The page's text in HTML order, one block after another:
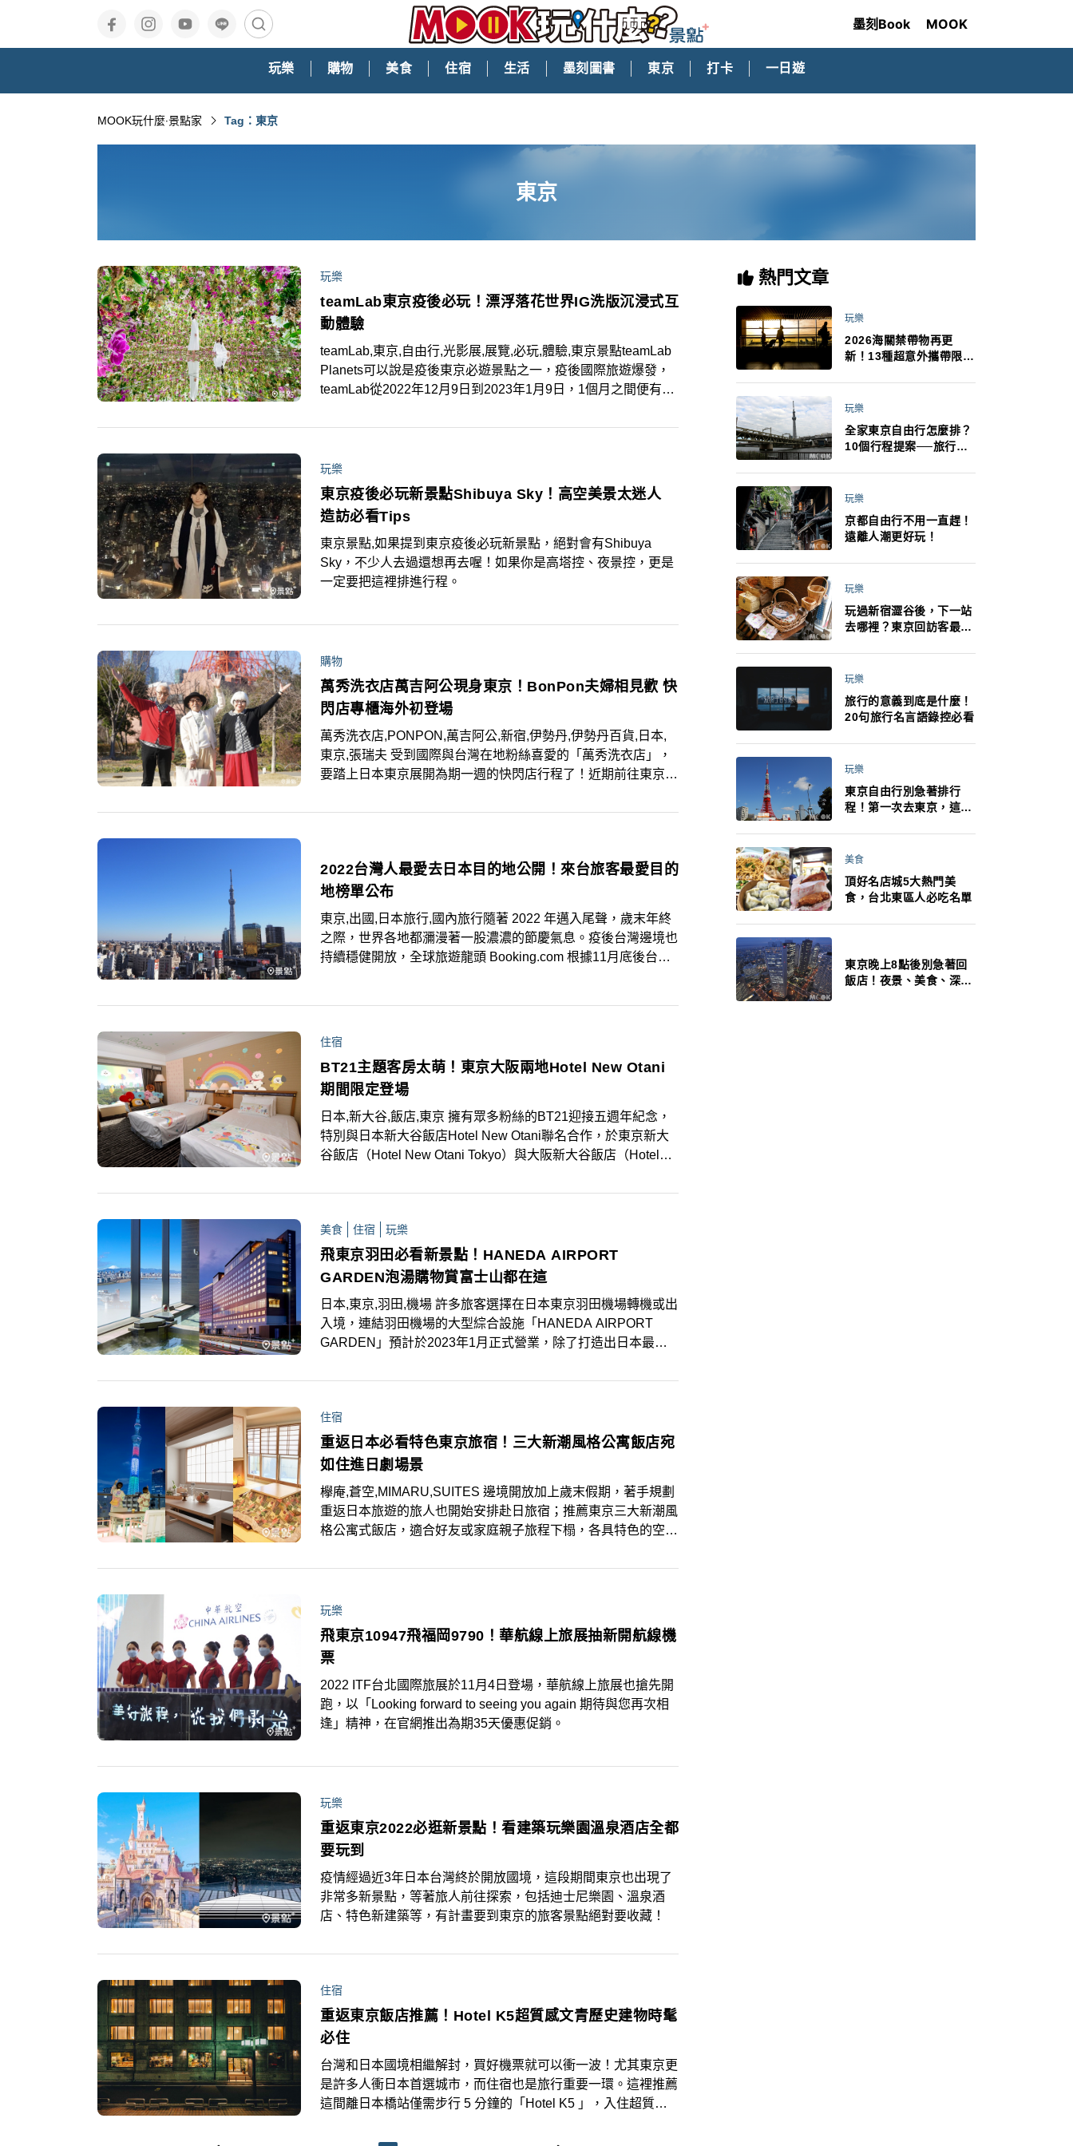
墨刻Book MOOK
玩樂 購物 美食 住宿 生活 墨刻圖書 東京 打卡 一日遊
MOOK玩什麼‧景點家 Tag：東京
東京
玩樂
teamLab東京疫後必玩！漂浮落花世界IG洗版沉浸式互
動體驗
teamLab,東京,自由行,光影展,展覽,必玩,體驗,東京景點teamLab
Planets可以說是疫後東京必遊景點之一，疫後國際旅遊爆發，
teamLab從2022年12月9日到2023年1月9日，1個月之間便有約
時看到來自不同國家的旅客，人氣超旺！接下來跟景粉們分享玩
玩樂
東京疫後必玩新景點Shibuya Sky！高空美景太迷人
造訪必看Tips
東京景點,如果提到東京疫後必玩新景點，絕對會有Shibuya
Sky，不少人去過還想再去喔！如果你是高塔控、夜景控，更是
一定要把這裡排進行程。
購物
萬秀洗衣店萬吉阿公現身東京！BonPon夫婦相見歡 快
閃店專櫃海外初登場
萬秀洗衣店,PONPON,萬吉阿公,新宿,伊勢丹,伊勢丹百貨,日本,
東京,張瑞夫 受到國際與台灣在地粉絲喜愛的「萬秀洗衣店」，
要踏上日本東京展開為期一週的快閃店行程了！近期前往東京的
銀髮夫妻BonPon夫婦（@bonpon511）相見歡，帶來動人與難
2022台灣人最愛去日本目的地公開！來台旅客最愛目的
地榜單公布
東京,出國,日本旅行,國內旅行隨著 2022 年邁入尾聲，歲末年終
之際，世界各地都瀰漫著一股濃濃的節慶氣息。疫後台灣邊境也
持續穩健開放，全球旅遊龍頭 Booking.com 根據11月底後台數
住宿
BT21主題客房太萌！東京大阪兩地Hotel New Otani
期間限定登場
日本,新大谷,飯店,東京 擁有眾多粉絲的BT21迎接五週年紀念，
特別與日本新大谷飯店Hotel New Otani聯名合作，於東京新大
谷飯店（Hotel New Otani Tokyo）與大阪新大谷飯店（Hotel
美食 住宿 玩樂
飛東京羽田必看新景點！HANEDA AIRPORT
GARDEN泡湯購物賞富士山都在這
日本,東京,羽田,機場 許多旅客選擇在日本東京羽田機場轉機或出
入境，連結羽田機場的大型綜合設施「HANEDA AIRPORT
GARDEN」預計於2023年1月正式營業，除了打造出日本最大
起降，好天氣還能遠眺富士山！設施內更融合各地名產、餐廳、
讓旅客感受更多樂趣！
住宿
重返日本必看特色東京旅宿！三大新潮風格公寓飯店宛
如住進日劇場景
欅庵,蒼空,MIMARU,SUITES 邊境開放加上歲末假期，著手規劃
重返日本旅遊的旅人也開始安排赴日旅宿；推薦東京三大新潮風
格公寓式飯店，適合好友或家庭親子旅程下榻，各具特色的空間
SUITES」，還提供旅客租借生活雜貨到房裏佈置；而全館使用
和室空間與庭園景觀；交通位置優越的「蒼空酒店」，有最潮的
時尚日式風格，也有頂樓花園露台，有的房型更可直接和東京晴
空塔對望，浪漫指數滿點！
玩樂
飛東京10947飛福岡9790！華航線上旅展抽新開航線機
票
2022 ITF台北國際旅展於11月4日登場，華航線上旅展也搶先開
跑，以「Looking forward to seeing you again 期待與您再次相
逢」精神，在官網推出為期35天優惠促銷。
玩樂
重返東京2022必逛新景點！看建築玩樂園溫泉酒店全都
要玩到
疫情經過近3年日本台灣終於開放國境，這段期間東京也出現了
非常多新景點，等著旅人前往探索，包括迪士尼樂園、溫泉酒
店、特色新建築等，有計畫要到東京的旅客景點絕對要收藏！
住宿
重返東京飯店推薦！Hotel K5超質感文青歷史建物時髦
必住
台灣和日本國境相繼解封，買好機票就可以衝一波！尤其東京更
是許多人衝日本首選城市，而住宿也是旅行重要一環。這裡推薦
這間離日本橋站僅需步行 5 分鐘的「Hotel K5 」，入住超質感
熱門文章
玩樂
2026海關禁帶物再更
新！13種超意外攜帶限
最高還罰百萬！注意事項
玩樂
全家東京自由行怎麼排？
10個行程提案──旅行不
法！
玩樂
京都自由行不用一直趕！
遠離人潮更好玩！
玩樂
玩過新宿澀谷後，下一站
去哪裡？東京回訪客最推
玩樂
旅行的意義到底是什麼！
20句旅行名言語錄控必看
玩樂
東京自由行別急著排行
程！第一次去東京，這10
美食
頂好名店城5大熱門美
食，台北東區人必吃名單
東京晚上8點後別急著回
飯店！夜景、美食、深夜